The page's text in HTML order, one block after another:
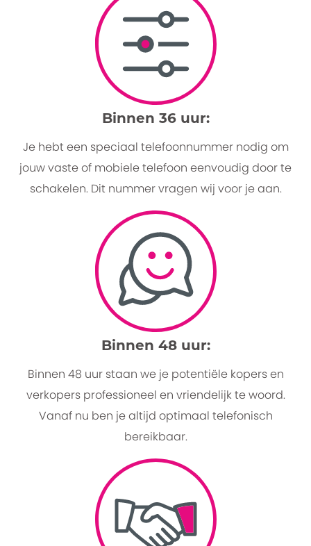
Binnen 36 uur:
Je hebt een speciaal telefoonnummer nodig om
jouw vaste of mobiele telefoon eenvoudig door te
schakelen. Dit nummer vragen wij voor je aan.
Binnen 48 uur:
Binnen 48 uur staan we je potentiële kopers en
verkopers professioneel en vriendelijk te woord.
Vanaf nu ben je altijd optimaal telefonisch
bereikbaar.